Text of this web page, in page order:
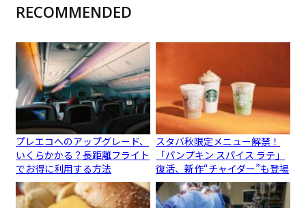
RECOMMENDED
プレエコへのアップグレード、
いくらかかる？長距離フライト
でお得に利用する方法
スタバ秋限定メニュー解禁！
「パンプキン スパイス ラテ」
復活、新作“チャイダー”も登場